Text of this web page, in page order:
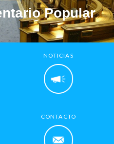
Popular
NOTICIAS
CONTACTO